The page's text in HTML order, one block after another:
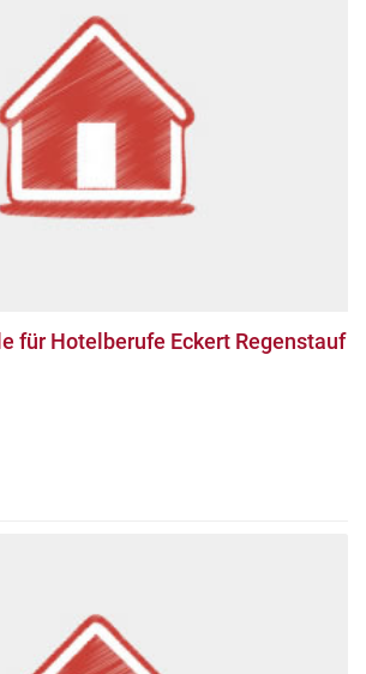
für Hotelberufe Eckert Regenstauf